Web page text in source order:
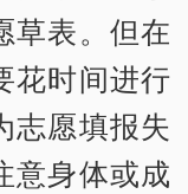
草表。但在
花时间进行
志愿填报失
意身体或成